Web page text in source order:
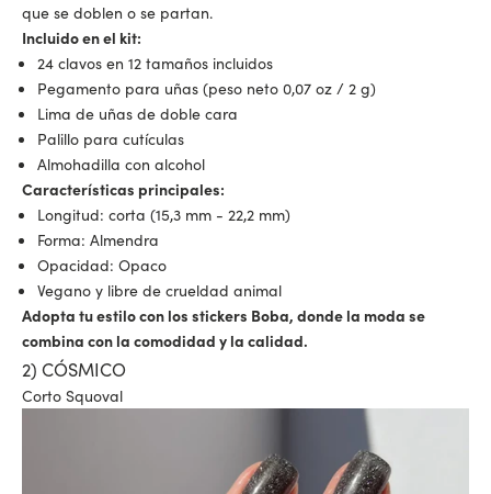
que se doblen o se partan.
Incluido en el kit:
24 clavos en 12 tamaños incluidos
Pegamento para uñas (peso neto 0,07 oz / 2 g)
Lima de uñas de doble cara
Palillo para cutículas
Almohadilla con alcohol
Características principales:
Longitud: corta (15,3 mm - 22,2 mm)
Forma: Almendra
Opacidad: Opaco
Vegano y libre de crueldad animal
Adopta tu estilo con los stickers Boba, donde la moda se
combina con la comodidad y la calidad.
2) CÓSMICO
Corto Squoval